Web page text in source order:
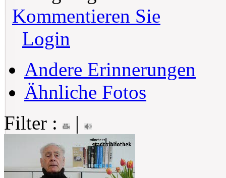
Kommentieren Sie
Login
Andere Erinnerungen
Ähnliche Fotos
Filter :
|